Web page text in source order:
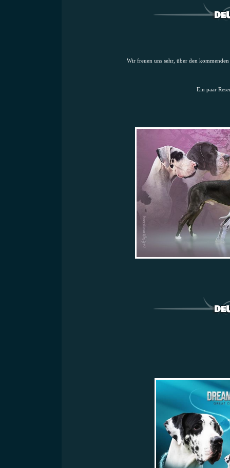
Wir freuen uns sehr, über den
Ein paar